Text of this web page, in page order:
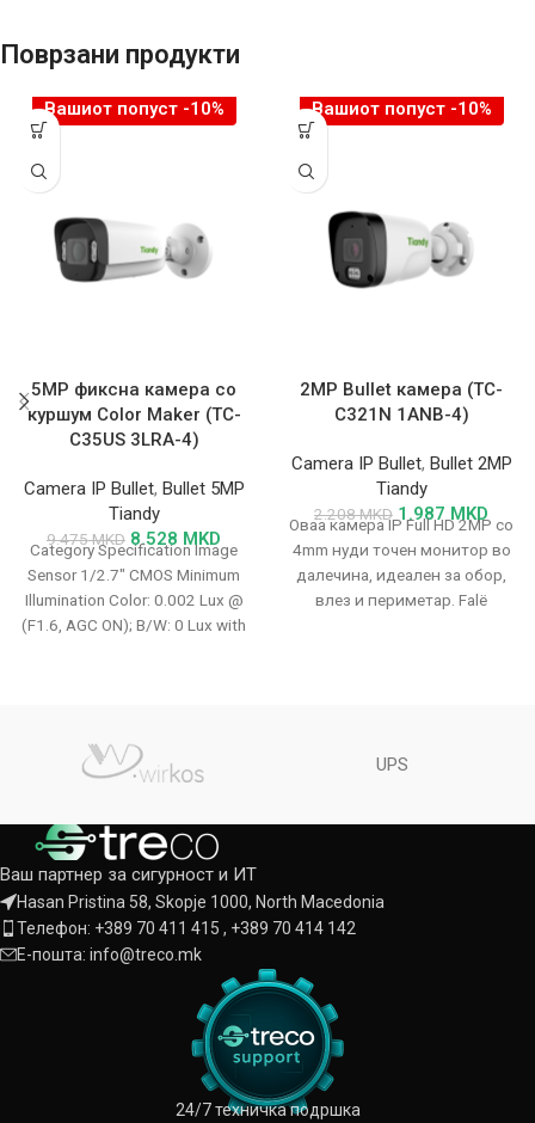
Поврзани продукти
Вашиот попуст -10%
5MP фиксна камера со
куршум Color Maker (TC-
C35US 3LRA-4)
Camera IP Bullet, Bullet 5MP
Tiandy
9.475MKD 8.528 MKD
Category Specification Image
Sensor 1/2.7″ CMOS Minimum
Illumination Color: 0.002 Lux @
(F1.6, AGC ON); B/W: 0 Lux with
Вашиот попуст -10%
2MP Bullet камера (TC-
C321N 1ANB-4)
Camera IP Bullet, Bullet 2MP
Tiandy
2.208MKD 1.987 MKD
Оваа камера IP Full HD 2MP со
4mm нуди точен монитор во
далечина, идеален за обор,
влез и периметар. Falë
UPS
Ваш партнер за сигурност и ИТ
Hasan Pristina 58, Skopje 1000, North Macedonia
Телефон: +389 70 411 415 , +389 70 414 142
Е-пошта: info@treco.mk
24/7 техничка подршка